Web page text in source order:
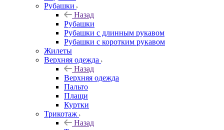
Рубашки
Назад
Рубашки
Рубашки с длинным рукавом
Рубашки с коротким рукавом
Жилеты
Верхняя одежда
Назад
Верхняя одежда
Пальто
Плащи
Куртки
Трикотаж
Назад